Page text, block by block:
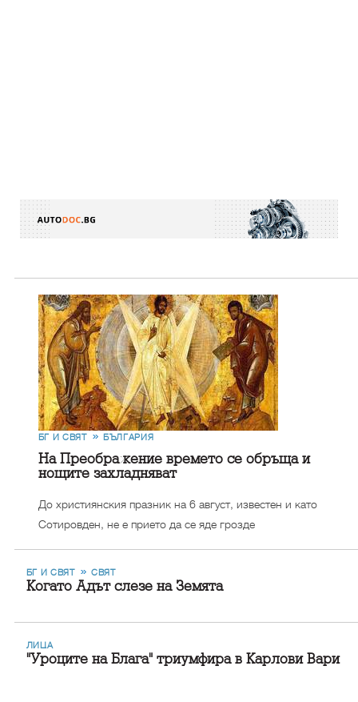
БГ И СВЯТ БЪЛГАРИЯ
На Преображение времето се обръща и
нощите захладняват
До християнския празник на 6 август, известен и като
Сотировден, не е прието да се яде грозде
БГ И СВЯТ СВЯТ
Когато Адът слезе на Земята
ЛИЦА
"Уроците на Блага" триумфира в Карлови Вари